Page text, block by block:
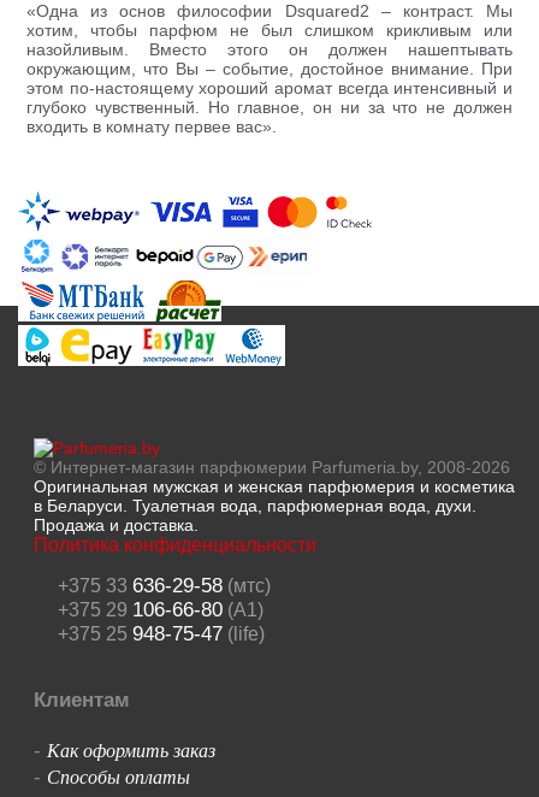
«Одна из основ философии Dsquared2 – контраст. Мы
хотим, чтобы парфюм не был слишком крикливым или
назойливым. Вместо этого он должен нашептывать
окружающим, что Вы – событие, достойное внимание. При
этом по-настоящему хороший аромат всегда интенсивный и
глубоко чувственный. Но главное, он ни за что не должен
входить в комнату первее вас».
© Интернет-магазин парфюмерии Parfumeria.by, 2008-2026
Оригинальная мужская и женская парфюмерия и косметика
в Беларуси. Туалетная вода, парфюмерная вода, духи.
Продажа и доставка.
Политика конфиденциальности
+375 33 636-29-58(мтс)
+375 29 106-66-80(A1)
+375 25 948-75-47(life)
Клиентам
- Как оформить заказ
- Способы оплаты